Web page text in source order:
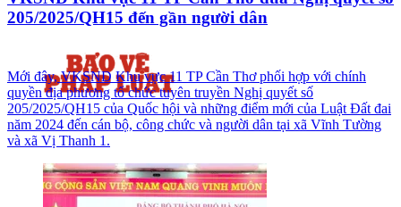
205/2025/QH15 đến gần người dân
Mới đây, VKSND Khu vực 11 TP Cần Thơ phối hợp với chính
quyền địa phương tổ chức tuyên truyền Nghị quyết số
205/2025/QH15 của Quốc hội và những điểm mới của Luật Đất đai
năm 2024 đến cán bộ, công chức và người dân tại xã Vĩnh Tường
và xã Vị Thanh 1.